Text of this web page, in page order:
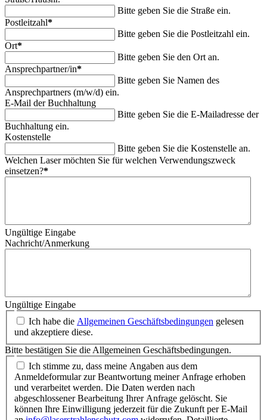
Bitte geben Sie die Straße ein.
Postleitzahl*
Bitte geben Sie die Postleitzahl ein.
Ort*
Bitte geben Sie den Ort an.
Ansprechpartner/in*
Bitte geben Sie Namen des
Ansprechpartners (m/w/d) ein.
E-Mail der Buchhaltung
Bitte geben Sie die E-Mailadresse der
Buchhaltung ein.
Kostenstelle
Bitte geben Sie die Kostenstelle an.
Welchen Laser möchten Sie für welchen Verwendungszweck
einsetzen?*
Ungültige Eingabe
Nachricht/Anmerkung
Ungültige Eingabe
Ich habe die Allgemeinen Geschäftsbedingungen gelesen
und akzeptiere diese.
Bitte bestätigen Sie die Allgemeinen Geschäftsbedingungen.
Ich stimme zu, dass meine Angaben aus dem
Anmeldeformular zur Beantwortung meiner Anfrage erhoben
und verarbeitet werden. Die Daten werden nach
abgeschlossener Bearbeitung Ihrer Anfrage gelöscht. Sie
können Ihre Einwilligung jederzeit für die Zukunft per E-Mail